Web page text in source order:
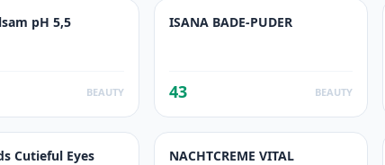
pH 5,5
BEAUTY
ISANA BADE-PUDER
43 BEAUTY
Cutieful Eyes NACHTCREME VITAL